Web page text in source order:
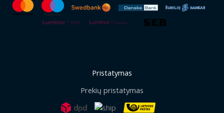
Pristatymas
Prekių pristatymas